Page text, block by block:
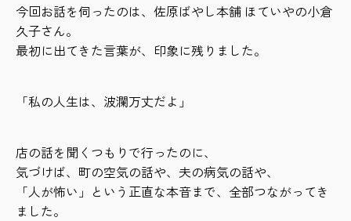
今回お話を伺ったのは、佐原ばやし本舗 ほていやの小倉
久子さん。
最初に出てきた言葉が、印象に残りました。
「私の人生は、波瀾万丈だよ」
店の話を聞くつもりで行ったのに、
気づけば、町の空気の話や、夫の病気の話や、
「人が怖い」という正直な本音まで、全部つながってき
ました。